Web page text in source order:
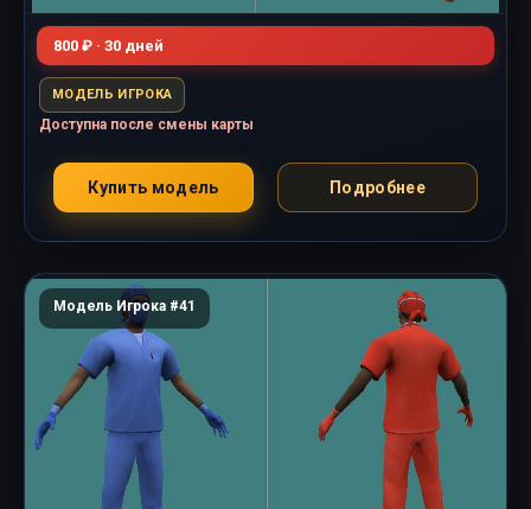
800 ₽ · 30 дней
МОДЕЛЬ ИГРОКА
Доступна после смены карты
Купить модель Подробнее
Модель Игрока #41